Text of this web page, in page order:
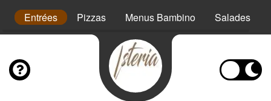
Entrées Pizzas Menus Bambino Salades